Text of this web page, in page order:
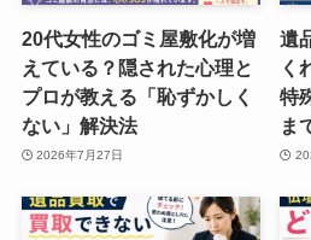
20代女性のゴミ屋敷化が増
えている？隠された心理と
プロが教える「恥ずかしく
ない」解決法
2026年7月27日
遺
く
特
ま